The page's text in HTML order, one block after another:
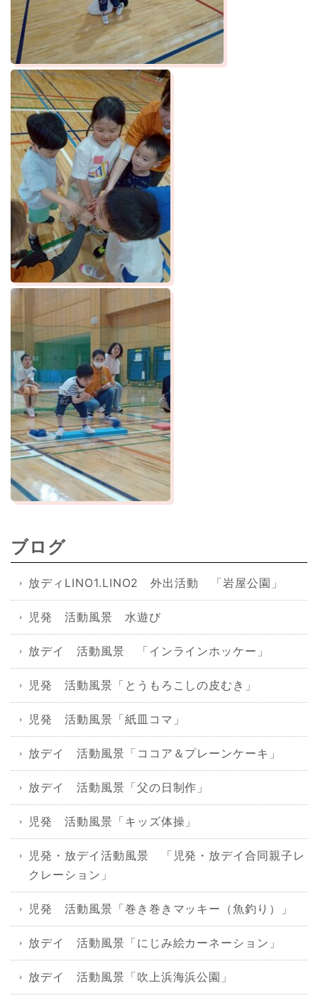
ブログ
放ディLINO1.LINO2 外出活動 「岩屋公園」
児発 活動風景 水遊び
放デイ 活動風景 「インラインホッケー」
児発 活動風景「とうもろこしの皮むき」
児発 活動風景「紙皿コマ」
放デイ 活動風景「ココア＆プレーンケーキ」
放デイ 活動風景「父の日制作」
児発 活動風景「キッズ体操」
児発・放デイ活動風景 「児発・放デイ合同親子レ
クレーション」
児発 活動風景「巻き巻きマッキー（魚釣り）」
放デイ 活動風景「にじみ絵カーネーション」
放デイ 活動風景「吹上浜海浜公園」